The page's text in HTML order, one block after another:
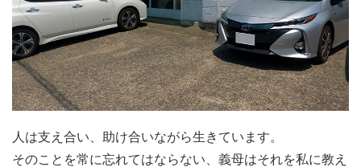
人は支え合い、助け合いながら生きています。
そのことを常に忘れてはならない、義母はそれを私に教え